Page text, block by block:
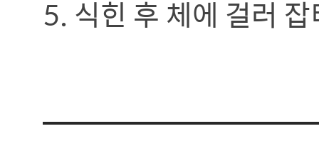
5. 식힌 후 체에 걸러